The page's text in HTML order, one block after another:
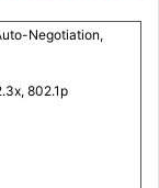
Negotiation,
802.1p